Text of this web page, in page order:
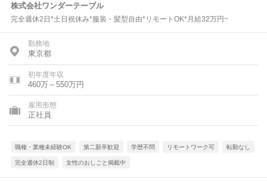
株式会社ワンダーテーブル
完全週休2日*土日祝休み*服装・髪型自由*リモートOK*月給32万円~
勤務地
東京都
初年度年収
460万～550万円
雇用形態
正社員
職種・業種未経験OK 第二新卒歓迎 学歴不問 リモートワーク可 転勤なし
完全週休2日制 女性のおしごと掲載中